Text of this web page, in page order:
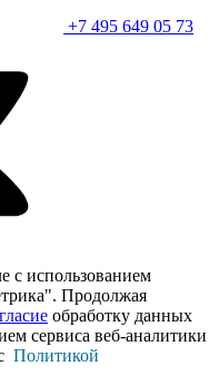
+7 495 649 05 73
с использованием
Продолжая
обработку данных
сервиса веб-аналитики
Политикой